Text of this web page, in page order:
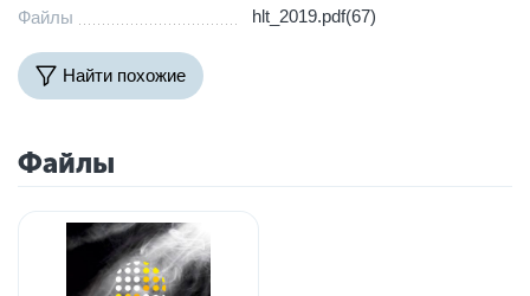
Файлы hlt_2019.pdf(67)
Найти похожие
Файлы